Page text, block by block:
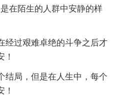
在陌生的人群中安静的样
经过艰难卓绝的斗争之后才
！
结局，但是在人生中，每个
！